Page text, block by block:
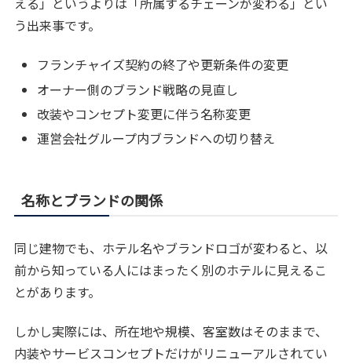
う出来事です。
フランチャイズ契約の終了や更新条件の変更
オーナー側のブランド戦略の見直し
改装やコンセプト変更に伴う名称変更
運営会社グループ内ブランドへの切り替え
名称とブランドの関係
同じ建物でも、ホテル名やブランドロゴが変わると、以
前から知っている人にはまったく別のホテルに見えるこ
とがあります。
しかし実際には、所在地や規模、客室数はそのままで、
内装やサービスコンセプトだけがリニューアルされてい